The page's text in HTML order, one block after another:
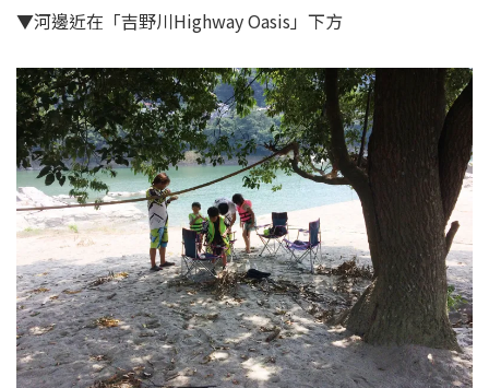
▼河邊近在「吉野川Highway Oasis」下方